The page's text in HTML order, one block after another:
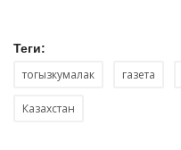
Теги:
тогызкумалак газета
Казахстан